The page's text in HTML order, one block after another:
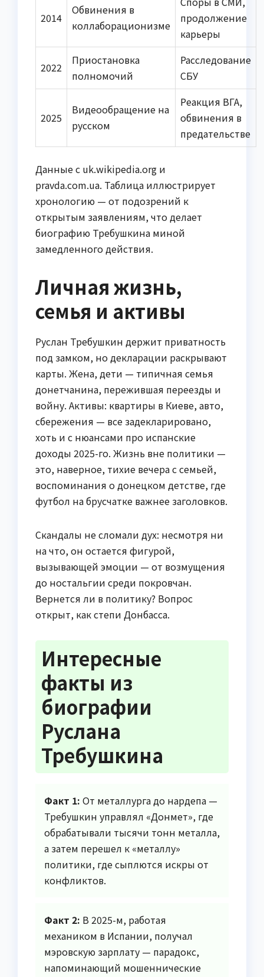
2014
Обвинения в
коллаборационизме
продолжение
карьеры
2022
Приостановка
полномочий
Расследование
СБУ
2025
Видеообращение на
русском
Реакция ВГА,
обвинения в
предательстве
Данные с uk.wikipedia.org и
pravda.com.ua. Таблица иллюстрирует
хронологию — от подозрений к
открытым заявлениям, что делает
биографию Требушкина миной
замедленного действия.
Личная жизнь,
семья и активы
Руслан Требушкин держит приватность
под замком, но декларации раскрывают
карты. Жена, дети — типичная семья
донетчанина, пережившая переезды и
войну. Активы: квартиры в Киеве, авто,
сбережения — все задекларировано,
хоть и с нюансами про испанские
доходы 2025-го. Жизнь вне политики —
это, наверное, тихие вечера с семьей,
воспоминания о донецком детстве, где
футбол на брусчатке важнее заголовков.
Скандалы не сломали дух: несмотря ни
на что, он остается фигурой,
вызывающей эмоции — от возмущения
до ностальгии среди покровчан.
Вернется ли в политику? Вопрос
открыт, как степи Донбасса.
Интересные
факты из
биографии
Руслана
Требушкина
Факт 1: От металлурга до нардепа —
Требушкин управлял «Донмет», где
обрабатывали тысячи тонн металла,
а затем перешел к «металлу»
политики, где сыплются искры от
конфликтов.
Факт 2: В 2025-м, работая
механиком в Испании, получал
мэровскую зарплату — парадокс,
напоминающий мошеннические